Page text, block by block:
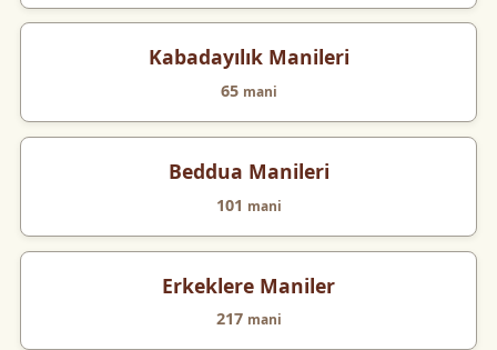
Kabadayılık Manileri
65 mani
Beddua Manileri
101 mani
Erkeklere Maniler
217 mani